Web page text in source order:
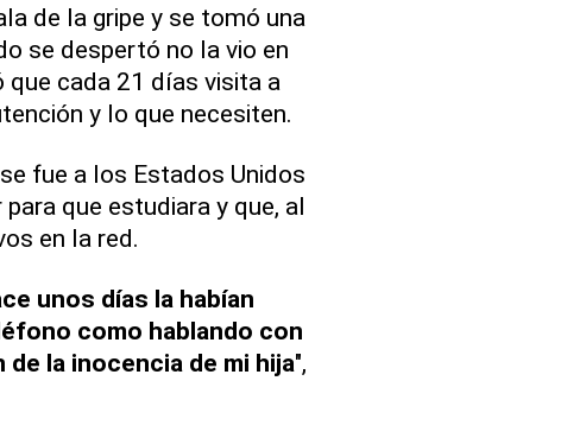
de la gripe y se tomó una
se despertó no la vio en
que cada 21 días visita a
y lo que necesiten.
fue a los Estados Unidos
que estudiara y que, al
en la red.
unos días la habían
como hablando con
la inocencia de mi hija",